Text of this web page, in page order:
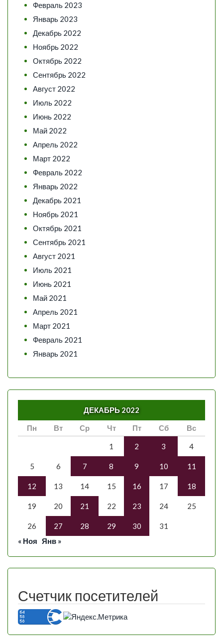
Февраль 2023
Январь 2023
Декабрь 2022
Ноябрь 2022
Октябрь 2022
Сентябрь 2022
Август 2022
Июль 2022
Июнь 2022
Май 2022
Апрель 2022
Март 2022
Февраль 2022
Январь 2022
Декабрь 2021
Ноябрь 2021
Октябрь 2021
Сентябрь 2021
Август 2021
Июль 2021
Июнь 2021
Май 2021
Апрель 2021
Март 2021
Февраль 2021
Январь 2021
ДЕКАБРЬ 2022
Пн
Вт Ср Чт Пт Сб Вс
1 2 3 4
5 6 7 8 9 10 11
12 13 14 15 16 17 18
19 20 21 22 23 24 25
26 27 28 29 30
31
« Ноя Янв »
Счетчик посетителей